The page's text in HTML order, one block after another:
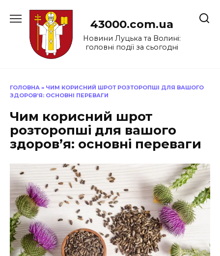
до
43000.com.ua
Новини Луцька та Волині:
головні події за сьогодні
ГОЛОВНА » ЧИМ КОРИСНИЙ ШРОТ РОЗТОРОПШІ ДЛЯ ВАШОГО
ЗДОРОВ’Я: ОСНОВНІ ПЕРЕВАГИ
Чим корисний шрот
розторопші для вашого
здоров’я: основні переваги